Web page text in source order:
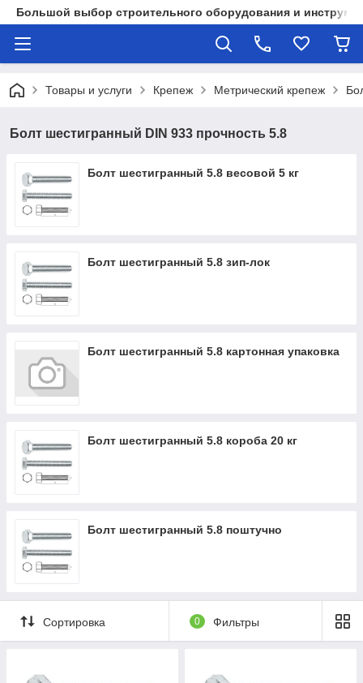
Большой выбор строительного оборудования и
Товары и услуги Крепеж Метрический крепеж
Болт шестигранный DIN 933 прочность 5.8
Болт шестигранный 5.8 весовой 5 кг
Болт шестигранный 5.8 зип-лок
Болт шестигранный 5.8 картонная упаковка
Болт шестигранный 5.8 короба 20 кг
Болт шестигранный 5.8 поштучно
Сортировка 0 Фильтры